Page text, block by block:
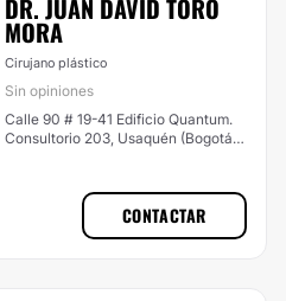
DR. JUAN DAVID TORO
MORA
Cirujano plástico
Sin opiniones
Calle 90 # 19-41 Edificio Quantum.
Consultorio 203, Usaquén (Bogotá
CONTACTAR